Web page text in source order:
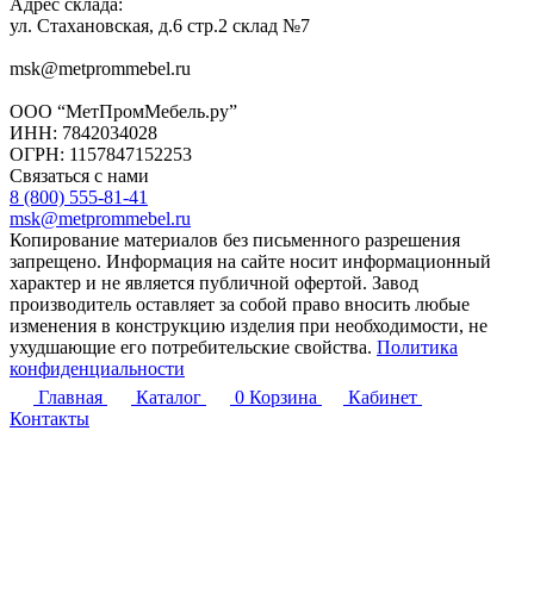
ул. Стахановская, д.6 стр.2 склад №7
msk@metprommebel.ru
ООО “МетПромМебель.ру”
ИНН: 7842034028
ОГРН: 1157847152253
Связаться с нами
8 (800) 555-81-41
msk@metprommebel.ru
Копирование материалов без письменного разрешения
запрещено. Информация на сайте носит информационный
характер и не является публичной офертой. Завод
производитель оставляет за собой право вносить любые
изменения в конструкцию изделия при необходимости, не
ухудшающие его потребительские свойства. Политика
конфиденциальности
Главная
Каталог 0 Корзина
Кабинет
Контакты